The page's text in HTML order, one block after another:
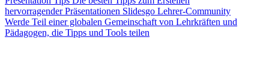
hervorragender Präsentationen Slidesgo Lehrer-Community
Werde Teil einer globalen Gemeinschaft von Lehrkräften und
Pädagogen, die Tipps und Tools teilen